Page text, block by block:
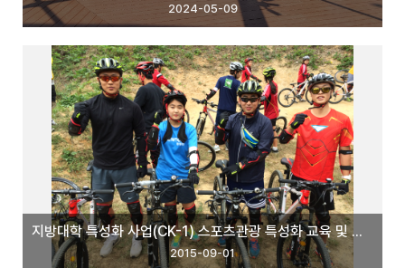
2024-05-09
지방대학 특성화 사업(CK-1) 스포츠관광 특성화 교육 및 지역 서비스 사업단
2015-09-01